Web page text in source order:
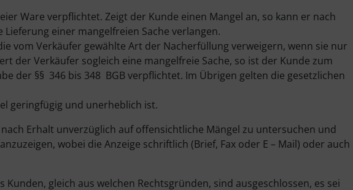
Ware verpflichtet. Zeigt der Kunde einen Mangel an, so kann er nach
einer mangelfreien Sache verlangen.
vom Verkäufer gewählte Art der Nacherfüllung verweigern, wenn sie nur
der Verkäufer sogleich eine mangelfreie Sache, so ist der Kunde zum
der §§ 346 bis 348 BGB verpflichtet. Im Übrigen gelten die gesetzlichen
geringfügig und unerheblich ist.
Erhalt unverzüglich auf offensichtliche Mängel zu untersuchen und
wobei die Anzeige schriftlich (Brief, Fax oder E – Mail) oder auch
gleich aus welchen Rechtsgründen, sind ausgeschlossen, es sei